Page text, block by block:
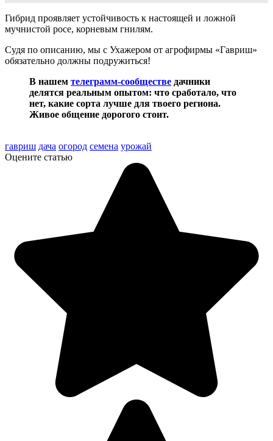
Гибрид проявляет устойчивость к настоящей и ложной
мучнистой росе, корневым гнилям.
Судя по описанию, мы с Ухажером от агрофирмы «Гавриш»
обязательно должны подружиться!
В нашем телеграмм-сообществе дачники
делятся реальным опытом: что сработало, что
нет, какие сорта лучше для твоего региона.
Живое общение дорогого стоит.
гавриш дача огород семена урожай
Оцените статью